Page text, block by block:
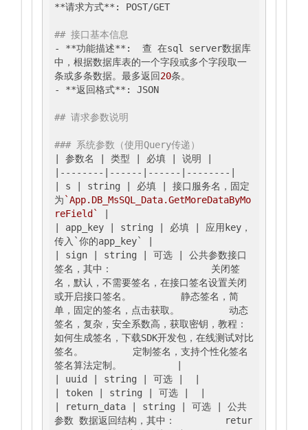
**请求方式**: POST/GET
## 接口基本信息
- **功能描述**:  查 在sql server数据库
中，根据数据库表的一个字段或多个字段取一
条或多条数据。最多返回20条。
- **返回格式**: JSON
## 请求参数说明
### 系统参数（使用Query传递）
| 参数名 |
类型 | 必填 | 说明
-------- |------| ------ |--------|
| s |
string | 必填 |
接口服务名，固定
为 `App.DB_MsSQL_Data.GetMoreDataByMo
reField`
app_key | string | 必填
| 应用key，
传入`你的app_key` |
| sign |
string | 可选 |
公共参数接口
签名，其中：                  关闭签
名，默认，不需要签名，在接口签名设置关闭
或开启接口签名。         静态签名，简
单，固定的签名，点击获取。         动态
签名，复杂，安全系数高，获取密钥，教程：
如何生成签名，下载SDK开发包，在线测试对比
签名。         定制签名，支持个性化签名
签名算法定制。
uuid | string | 可选
| token |
string | 可选 |
return_data | string | 可选
| 公共
参数 数据返回结构，其中：         retur